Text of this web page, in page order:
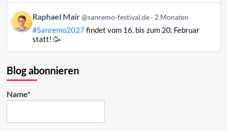
ansehen
Beitrag
von
Raphael
Bluesky
ansehen
Raphael Mair @sanremo-festival.de 2 Monaten
#Sanremo2027findet vom 16. bis zum 20. Februar
statt! 🥳
Blog abonnieren
Name*